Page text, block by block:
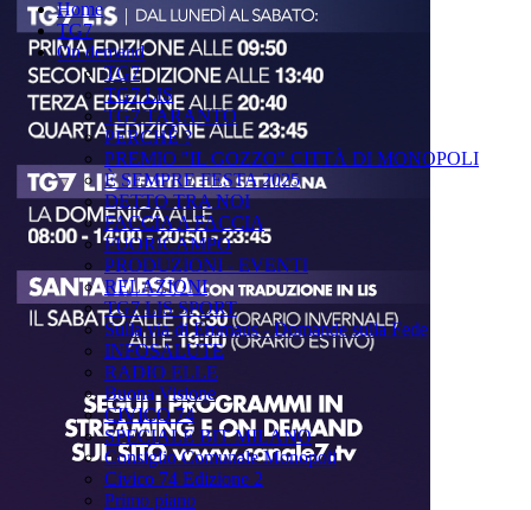
Home
TG7
On demand
TG7
TG7 LIS
TG7 TARANTO
PERCHÉ ?
PREMIO "IL GOZZO" CITTÀ DI MONOPOLI
È SEMPRE FESTA 2025
DETTO TRA NOI
FACCIA A FACCIA
FUORICAMPO
PRODUZIONI - EVENTI
RELAZIONI
TG7 LIS SPORT
Sulla via di Emmaus - Domande sulla Fede
INFOSALUTE
RADIO ELLE
Buona Visione
CIVICO 74
SPECIALE BIT MILANO
Consiglio Comunale Monopoli
Civico 74 Edizione 2
Primo piano